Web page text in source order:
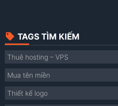
TAGS TÌM KIẾM
Thuê hosting – VPS
Mua tên miền
Thiết kế logo